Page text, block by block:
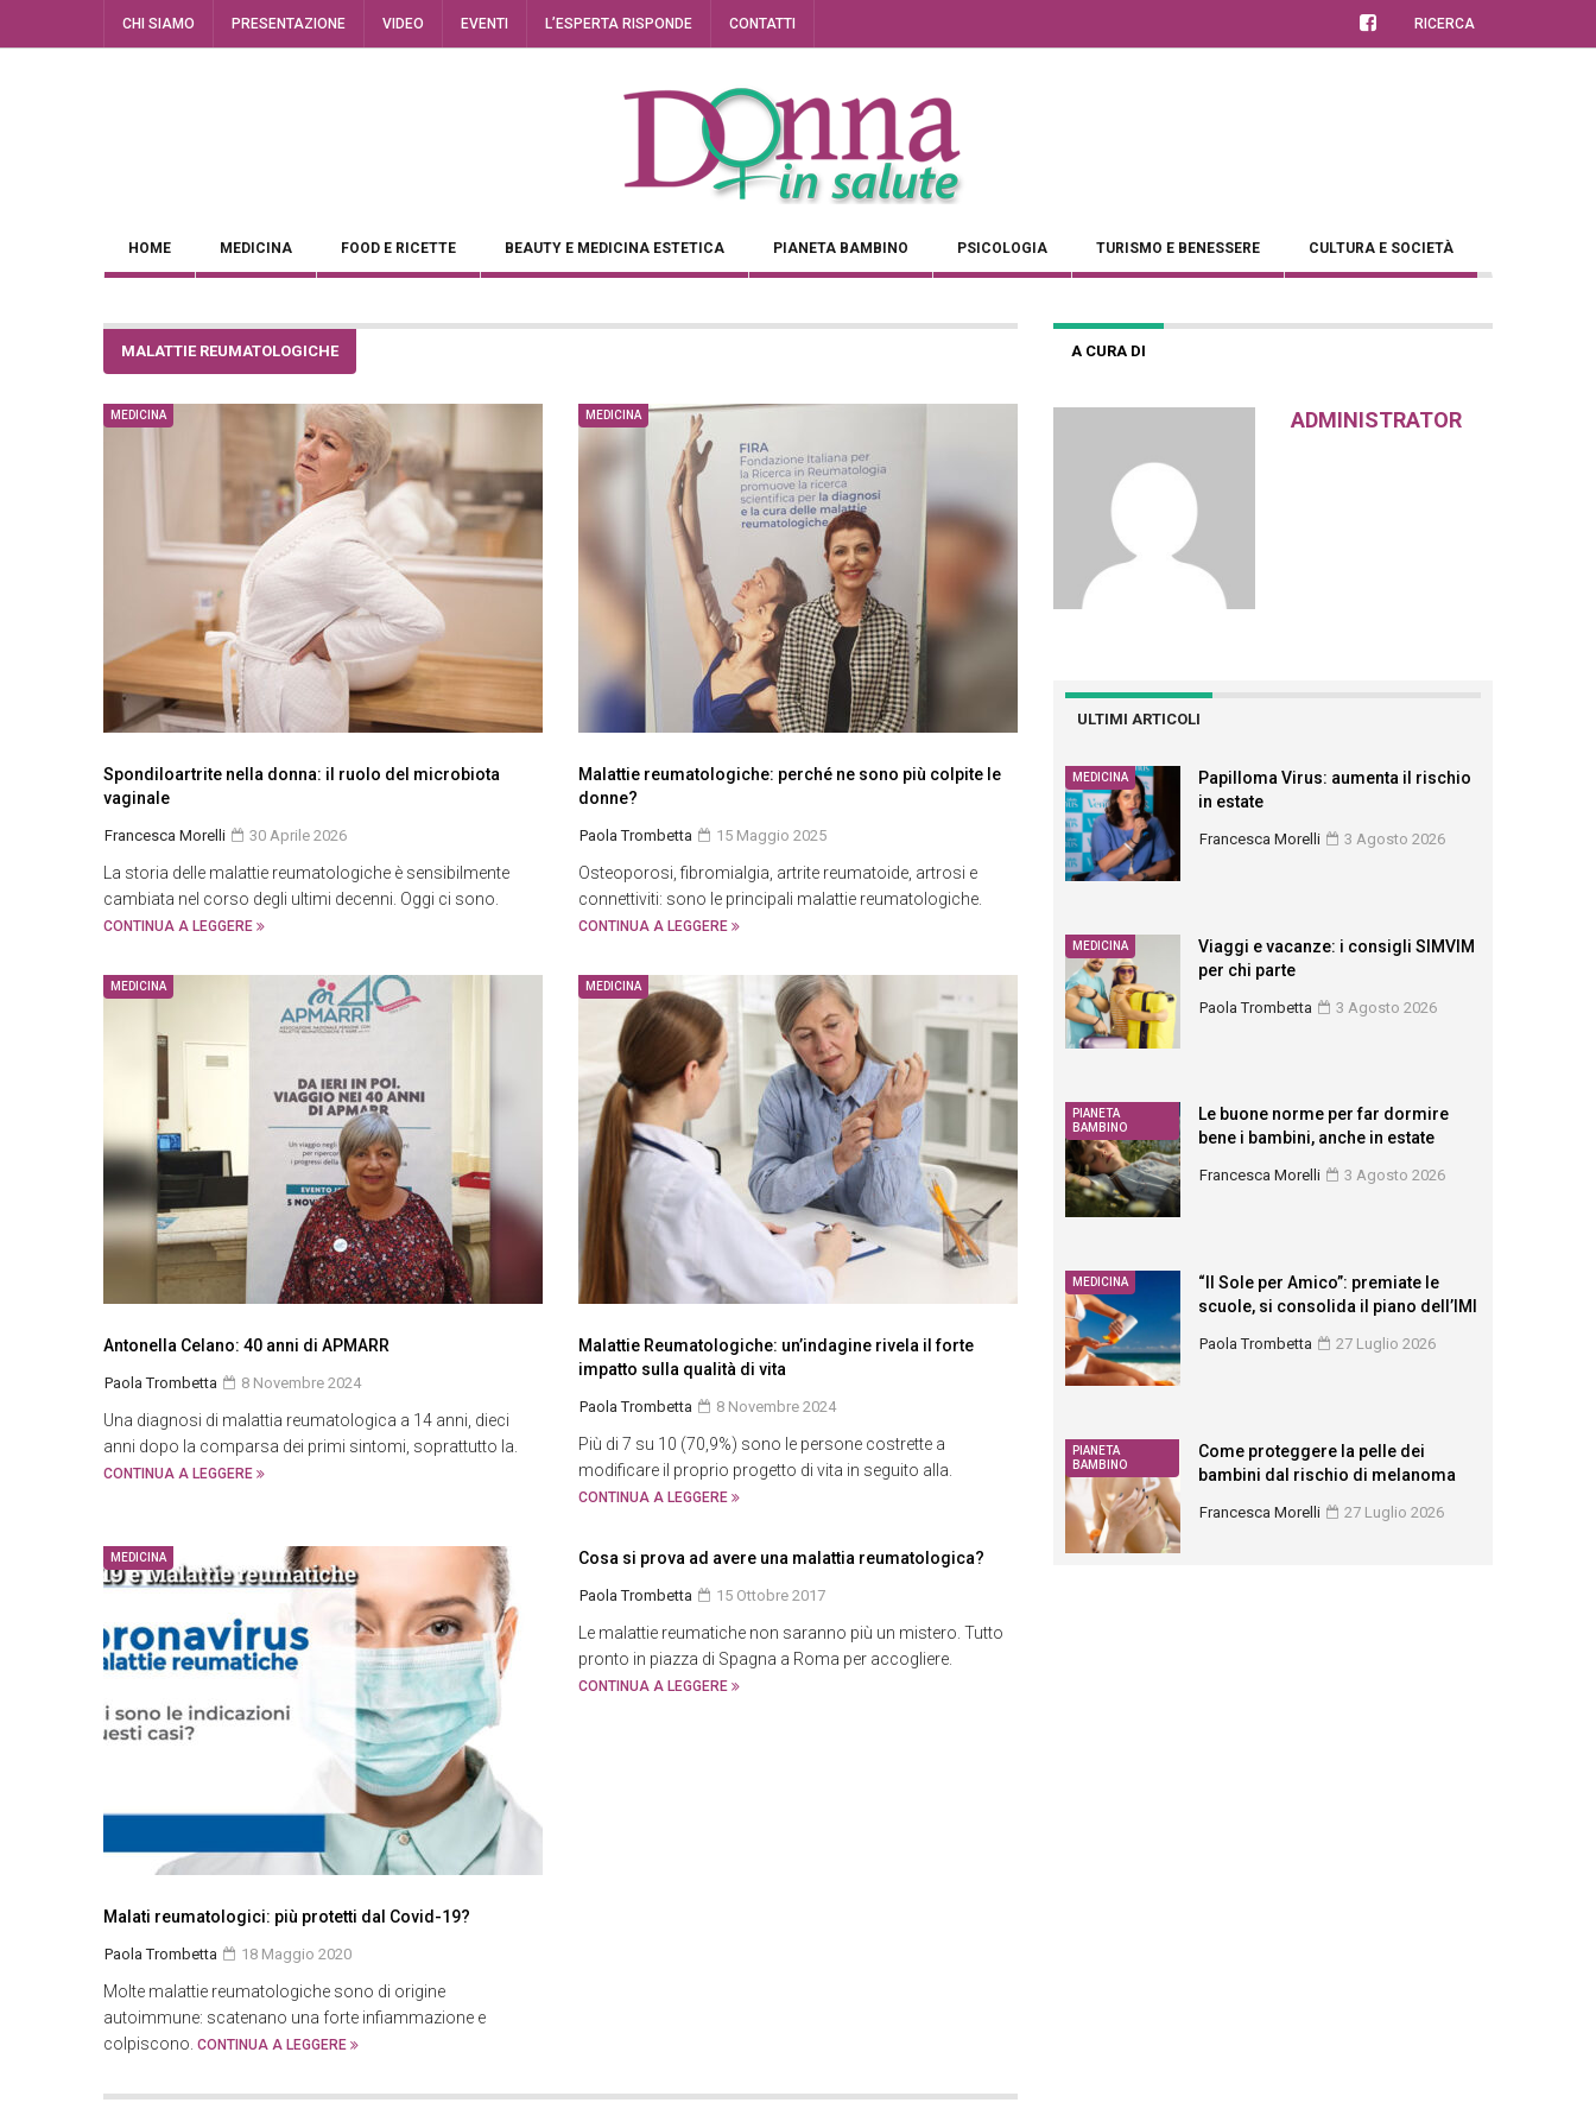
CHI SIAMO PRESENTAZIONE VIDEO EVENTI L’ESPERTA RISPONDE CONTATTI RICERCA
HOME MEDICINA FOOD E RICETTE BEAUTY E MEDICINA ESTETICA PIANETA BAMBINO PSICOLOGIA TURISMO E BENESSERE CULTURA E SOCIETÀ
MALATTIE REUMATOLOGICHE
MEDICINA
Spondiloartrite nella donna: il ruolo del microbiota
vaginale
Francesca Morelli 30 Aprile 2026
La storia delle malattie reumatologiche è sensibilmente
cambiata nel corso degli ultimi decenni. Oggi ci sono.
CONTINUA A LEGGERE
MEDICINA
Malattie reumatologiche: perché ne sono più colpite le
donne?
Paola Trombetta 15 Maggio 2025
Osteoporosi, fibromialgia, artrite reumatoide, artrosi e
connettiviti: sono le principali malattie reumatologiche.
CONTINUA A LEGGERE
MEDICINA
Antonella Celano: 40 anni di APMARR
Paola Trombetta 8 Novembre 2024
Una diagnosi di malattia reumatologica a 14 anni, dieci
anni dopo la comparsa dei primi sintomi, soprattutto la.
CONTINUA A LEGGERE
MEDICINA
Malattie Reumatologiche: un’indagine rivela il forte
impatto sulla qualità di vita
Paola Trombetta 8 Novembre 2024
Più di 7 su 10 (70,9%) sono le persone costrette a
modificare il proprio progetto di vita in seguito alla.
CONTINUA A LEGGERE
MEDICINA
Malati reumatologici: più protetti dal Covid-19?
Paola Trombetta 18 Maggio 2020
Molte malattie reumatologiche sono di origine
autoimmune: scatenano una forte infiammazione e
colpiscono. CONTINUA A LEGGERE
Cosa si prova ad avere una malattia reumatologica?
Paola Trombetta 15 Ottobre 2017
Le malattie reumatiche non saranno più un mistero. Tutto
pronto in piazza di Spagna a Roma per accogliere.
CONTINUA A LEGGERE
A CURA DI
ADMINISTRATOR
ULTIMI ARTICOLI
MEDICINA
Papilloma Virus: aumenta il rischio
in estate
Francesca Morelli 3 Agosto 2026
MEDICINA
Viaggi e vacanze: i consigli SIMVIM
per chi parte
Paola Trombetta 3 Agosto 2026
PIANETA
BAMBINO
Le buone norme per far dormire
bene i bambini, anche in estate
Francesca Morelli 3 Agosto 2026
MEDICINA
“Il Sole per Amico”: premiate le
scuole, si consolida il piano dell’IMI
Paola Trombetta 27 Luglio 2026
PIANETA
BAMBINO
Come proteggere la pelle dei
bambini dal rischio di melanoma
Francesca Morelli 27 Luglio 2026